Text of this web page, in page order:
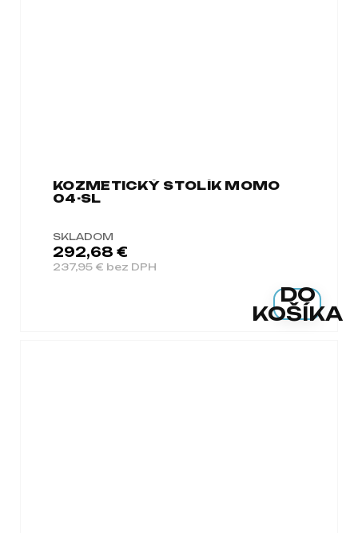
KOZMETICKÝ STOLÍK MOMO
04-SL
SKLADOM
237,95 € bez DPH
292,68 €
DO
KOŠÍKA